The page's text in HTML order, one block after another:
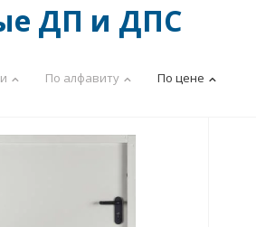
ДП и ДПС
По алфавиту По цене